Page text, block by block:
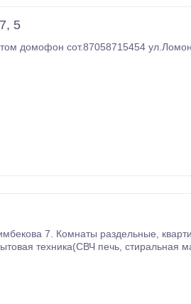
5
домофон сот.87058715454